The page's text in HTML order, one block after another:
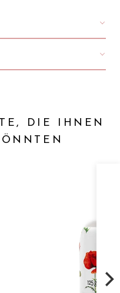
DIE IHNEN